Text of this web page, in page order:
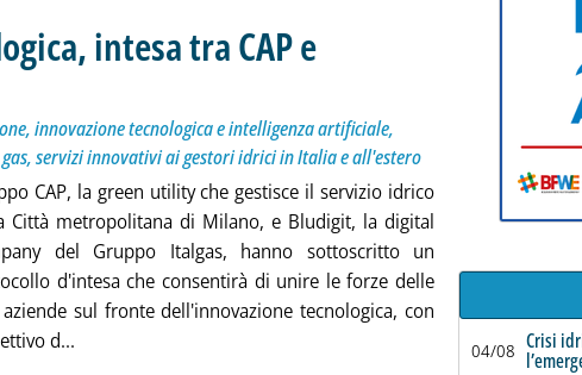
intesa tra CAP e
Per iniziative comuni su digitalizzazione, innovazione tecnologica e intelligenza artificiale,
mercoledì 05 giugno 2024 alle 13.7.
innovazione tecnologica e intelligenza artificiale,
servizi innovativi ai gestori idrici in Italia e all'estero
CAP, la green utility che gestisce il servizio idrico
Città metropolitana di Milano, e Bludigit, la digital
del Gruppo Italgas, hanno sottoscritto un
d'intesa che consentirà di unire le forze delle
sul fronte dell'innovazione tecnologica, con
d... Leggi tutta la notizia: 'Innovazione tecnologica, intesa tra
04/08 Crisi